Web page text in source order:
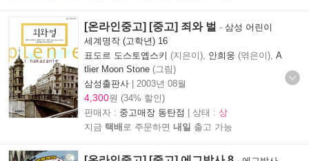
[온라인중고] [중고] 죄와 벌 - 삼성 어린이
세계명작 (고학년) 16
표도르 도스토옙스키 (지은이), 안희웅 (엮은이), A
tlier Moon Stone (그림)
삼성출판사
2003년 08월
4,300원 (34% 할인)
판매자 : 중고매장 동탄점 | 상태 : 상
지금 택배 로 주문하면 내일 출고 가능